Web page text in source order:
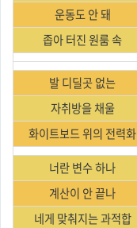
운동도 안 돼
좁아 터진 원룸 속
발 디딜곳 없는
자취방을 채울
화이트보드 위의 전력화
너란 변수 하나
계산이 안 끝나
네게 맞춰지는 과적합